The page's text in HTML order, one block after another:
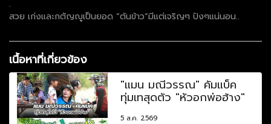
.
สวย เก่งและกตัญญูเป็นยอด “ต้นข้าว”มีแต่เจริญๆ ปังๆแน่นอน..
เนื้อหาที่เกี่ยวข้อง
"แมน มณีวรรณ" คัมแบ็ค
ทุ่มเทสุดตัว "หัวอกพ่อฮ้าง"
5 ส.ค. 2569